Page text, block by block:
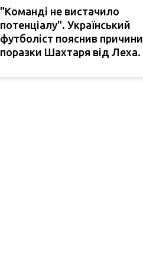
"Команді не вистачило
потенціалу". Український
футболіст пояснив причини
поразки Шахтаря від Леха.